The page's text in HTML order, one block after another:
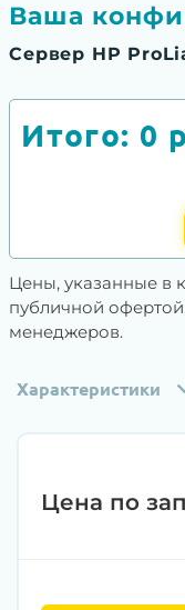
Ваша
Сервер HP
Итого: 0
Цены, указанные в
публичной
менеджеров.
Характеристики
Цена по